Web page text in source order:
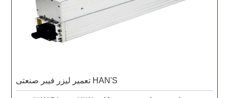
تعمیر لیزر فیبر صنعتی HAN'S